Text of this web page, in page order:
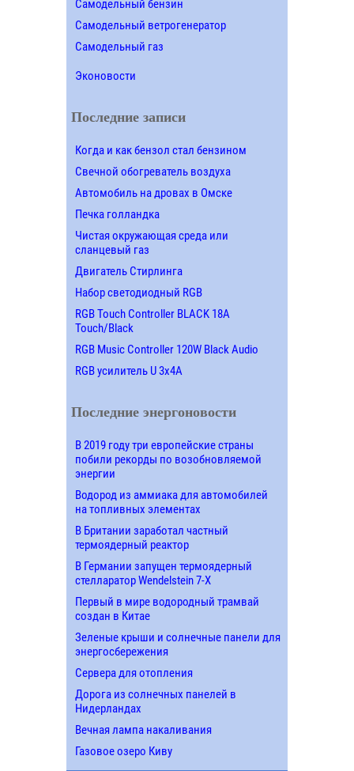
Самодельный бензин
Самодельный ветрогенератор
Самодельный газ
Эконовости
Последние записи
Когда и как бензол стал бензином
Свечной обогреватель воздуха
Автомобиль на дровах в Омске
Печка голландка
Чистая окружающая среда или
сланцевый газ
Двигатель Стирлинга
Набор светодиодный RGB
RGB Touch Controller BLACK 18A
Touch/Black
RGB Music Controller 120W Black Audio
RGB усилитель U 3х4A
Последние энергоновости
В 2019 году три европейские страны
побили рекорды по возобновляемой
энергии
Водород из аммиака для автомобилей
на топливных элементах
В Британии заработал частный
термоядерный реактор
В Германии запущен термоядерный
стелларатор Wendelstein 7-X
Первый в мире водородный трамвай
создан в Китае
Зеленые крыши и солнечные панели для
энергосбережения
Сервера для отопления
Дорога из солнечных панелей в
Нидерландах
Вечная лампа накаливания
Газовое озеро Киву